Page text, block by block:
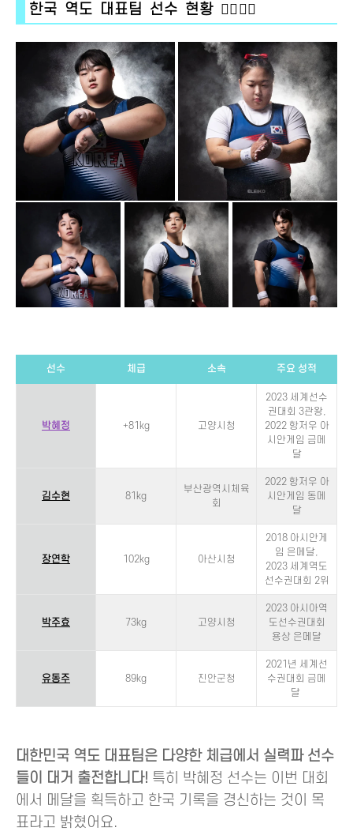
한국 역도 대표팀 선수 현황 🏋️‍♀️🏋️‍♂️
선수 체급 소속 주요 성적
박혜정 +81kg 고양시청
2023 세계선수
권대회 3관왕,
2022 항저우 아
시안게임 금메
달
김수현 81kg
부산광역시체육
회
2022 항저우 아
시안게임 동메
달
장연학 102kg 아산시청
2018 아시안게
임 은메달,
2023 세계역도
선수권대회 2위
박주효 73kg 고양시청
2023 아시아역
도선수권대회
용상 은메달
유동주 89kg 진안군청
2021년 세계선
수권대회 금메
달
대한민국 역도 대표팀은 다양한 체급에서 실력파 선수
들이 대거 출전합니다! 특히 박혜정 선수는 이번 대회
에서 메달을 획득하고 한국 기록을 경신하는 것이 목
표라고 밝혔어요.